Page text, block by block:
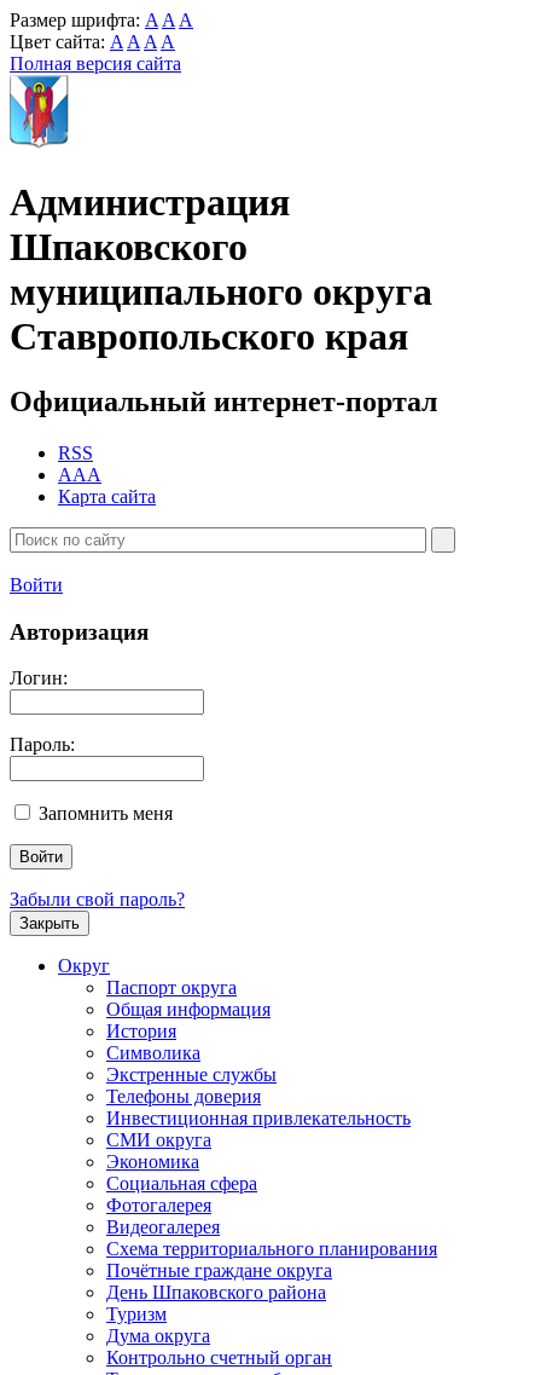
Размер шрифта: A A A
Цвет сайта: A A A A
Полная версия сайта
Администрация
Шпаковского
муниципального округа
Ставропольского края
Официальный интернет-портал
RSS
AAA
Карта сайта
Войти
Авторизация
Логин:
Пароль:
Запомнить меня
Забыли свой пароль?
Закрыть
Округ
Паспорт округа
Общая информация
История
Символика
Экстренные службы
Телефоны доверия
Инвестиционная привлекательность
СМИ округа
Экономика
Социальная сфера
Фотогалерея
Видеогалерея
Схема территориального планирования
Почётные граждане округа
День Шпаковского района
Туризм
Дума округа
Контрольно счетный орган